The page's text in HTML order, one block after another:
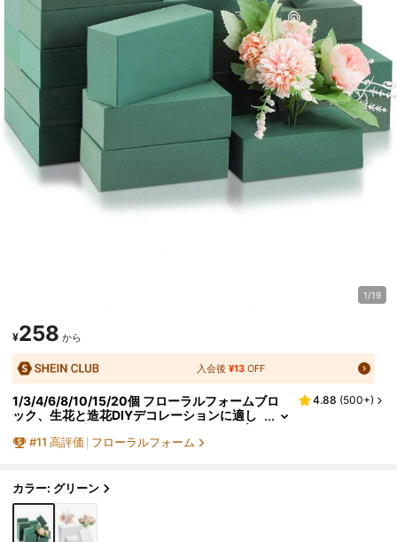
1/19
¥258 から
入会後¥13 OFF
1/3/4/6/8/10/15/20個 フローラルフォームブロ
ック、生花と造花DIYデコレーションに適し
ています、グリーンフローラルフォームブロ
ック、フラワーアレンジメント、植物デコレーシ
ティー、ガーデンデコレーションに使用できます
4.88 (500+)
#11 高評価 フローラルフォーム
カラー: グリーン